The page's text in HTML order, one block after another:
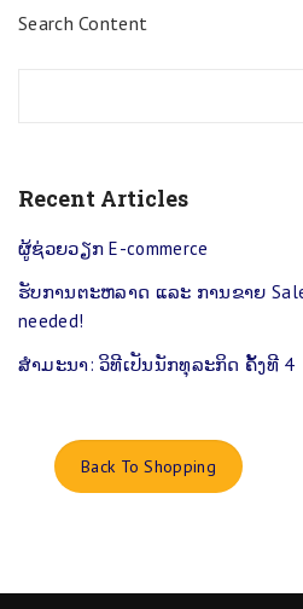
Search Content
Recent Articles
ຜູ້​ຊ່ວຍວຽກ E-commerce
ຮ​ັບ​ການ​ຕະ​ຫລາດ ແລະ ການຂາຍ
needed!
ສຳ​ມະ​ນາ: ​ວິ​ທີ​ເປັນ​ນັກ​ທຸ​ລະ​ກິດ ຄັ້ງ​ທີ 4
Back To Shopping